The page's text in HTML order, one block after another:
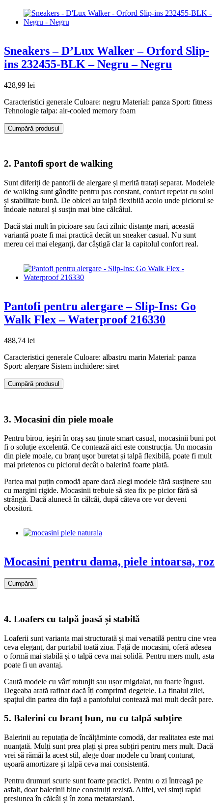
Sneakers – D’Lux Walker – Orford Slip-
ins 232455-BLK – Negru – Negru
428,99 lei
Caracteristici generale Culoare: negru Material: panza Sport: fitness
Tehnologie talpa: air-cooled memory foam
Cumpără produsul
2. Pantofi sport de walking
Sunt diferiți de pantofii de alergare și merită tratați separat. Modelele
de walking sunt gândite pentru pas constant, contact repetat cu solul
și stabilitate bună. De obicei au talpă flexibilă acolo unde piciorul se
îndoaie natural și susțin mai bine călcâiul.
Dacă stai mult în picioare sau faci zilnic distanțe mari, această
variantă poate fi mai practică decât un sneaker casual. Nu sunt
mereu cei mai eleganți, dar câștigă clar la capitolul confort real.
Pantofi pentru alergare – Slip-Ins: Go
Walk Flex – Waterproof 216330
488,74 lei
Caracteristici generale Culoare: albastru marin Material: panza
Sport: alergare Sistem inchidere: siret
Cumpără produsul
3. Mocasini din piele moale
Pentru birou, ieșiri în oraș sau ținute smart casual, mocasinii buni pot
fi o soluție excelentă. Ce contează aici este construcția. Un mocasin
din piele moale, cu branț ușor buretat și talpă flexibilă, poate fi mult
mai prietenos cu piciorul decât o balerină foarte plată.
Partea mai puțin comodă apare dacă alegi modele fără susținere sau
cu margini rigide. Mocasinii trebuie să stea fix pe picior fără să
strângă. Dacă alunecă în călcâi, după câteva ore vor deveni
obositori.
Mocasini pentru dama, piele intoarsa, roz
Cumpără
4. Loafers cu talpă joasă și stabilă
Loaferii sunt varianta mai structurată și mai versatilă pentru cine vrea
ceva elegant, dar purtabil toată ziua. Față de mocasini, oferă adesea
o formă mai stabilă și o talpă ceva mai solidă. Pentru mers mult, asta
poate fi un avantaj.
Caută modele cu vârf rotunjit sau ușor migdalat, nu foarte îngust.
Degeaba arată rafinat dacă îți comprimă degetele. La finalul zilei,
spațiul din partea din față a pantofului contează mai mult decât pare.
5. Balerini cu branț bun, nu cu talpă subțire
Balerinii au reputația de încălțăminte comodă, dar realitatea este mai
nuanțată. Mulți sunt prea plați și prea subțiri pentru mers mult. Dacă
vrei să rămâi la acest stil, alege doar modele cu branț conturat,
ușoară amortizare și talpă ceva mai consistentă.
Pentru drumuri scurte sunt foarte practici. Pentru o zi întreagă pe
asfalt, doar balerinii bine construiți rezistă. Altfel, vei simți rapid
presiunea în călcâi și în zona metatarsiană.